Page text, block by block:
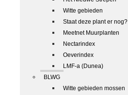
Witte gebieden
Staat deze plant er nog?
Meetnet Muurplanten
Nectarindex
Oeverindex
LMF-a (Dunea)
BLWG
Witte gebieden mossen